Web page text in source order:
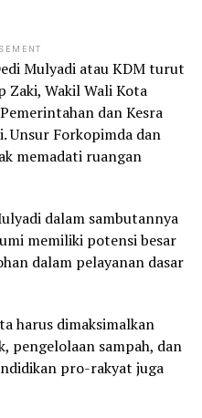
Mulyadi atau KDM turut
Zaki, Wakil Wali Kota
dan Kesra
Unsur Forkopimda dan
memadati ruangan
dalam sambutannya
memiliki potensi besar
dalam pelayanan dasar
harus dimaksimalkan
pengelolaan sampah, dan
pro-rakyat juga